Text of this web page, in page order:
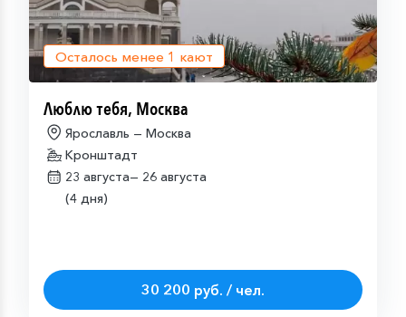
Осталось менее 1 кают
Люблю тебя, Москва
Ярославль — Москва
Кронштадт
23 августа— 26 августа
(4 дня)
30 200 руб. / чел.